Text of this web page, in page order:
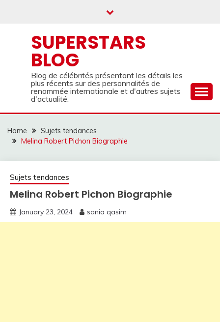
SUPERSTARS
BLOG
Blog de célébrités présentant les détails les
plus récents sur des personnalités de
renommée internationale et d'autres sujets
d'actualité.
Home
Sujets tendances
Melina Robert Pichon Biographie
Sujets tendances
Melina Robert Pichon Biographie
January 23, 2024 sania qasim